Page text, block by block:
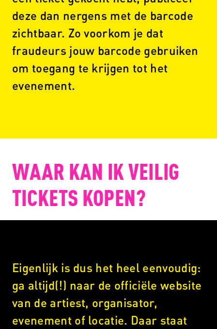
deze dan nergens met de barcode
zichtbaar. Zo voorkom je dat
fraudeurs jouw barcode gebruiken
om toegang te krijgen tot het
evenement.
WAAR KAN IK VEILIG
TICKETS KOPEN?
Eigenlijk is dus het heel eenvoudig:
ga altijd(!) naar de officiële website
van de artiest, organisator,
evenement of locatie. Daar staat